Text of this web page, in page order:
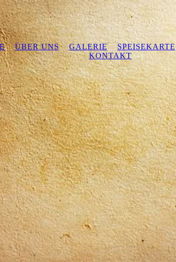
ÜBER UNS GALERIE SPEISEKARTE
KONTAKT